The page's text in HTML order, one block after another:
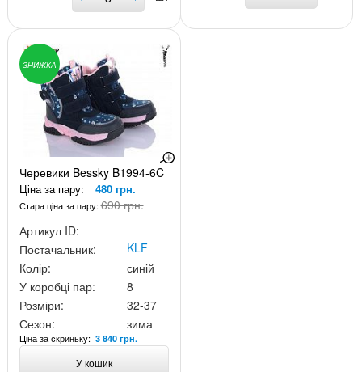
ЗНИЖКА
Черевики Bessky B1994-6C
Ціна за пару: 480 грн.
Стара ціна за пару:690 грн.
Артикул ID:
Постачальник:
KLF
Колір:
синій
У коробці пар:
8
Розміри:
32-37
Сезон:
зима
Ціна за скриньку: 3 840 грн.
У кошик